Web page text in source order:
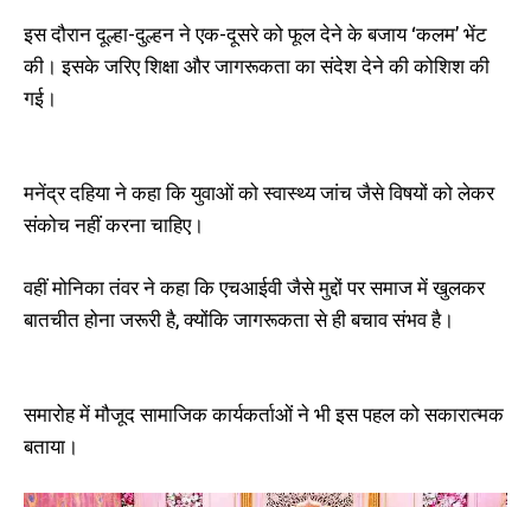
इस दौरान दूल्हा-दुल्हन ने एक-दूसरे को फूल देने के बजाय ‘कलम’ भेंट
की। इसके जरिए शिक्षा और जागरूकता का संदेश देने की कोशिश की
गई।
मनेंद्र दहिया ने कहा कि युवाओं को स्वास्थ्य जांच जैसे विषयों को लेकर
संकोच नहीं करना चाहिए।
वहीं मोनिका तंवर ने कहा कि एचआईवी जैसे मुद्दों पर समाज में खुलकर
बातचीत होना जरूरी है, क्योंकि जागरूकता से ही बचाव संभव है।
समारोह में मौजूद सामाजिक कार्यकर्ताओं ने भी इस पहल को सकारात्मक
बताया।